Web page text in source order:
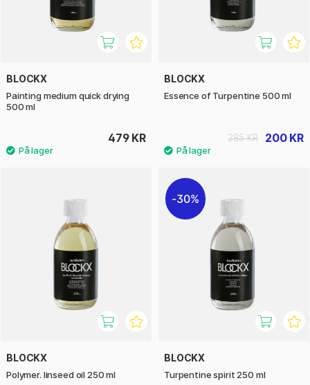
BLOCKX
Painting medium quick drying
500 ml
479 KR
BLOCKX
Essence of Turpentine 500 ml
200 KR
285 KR
BLOCKX
Polymer. linseed oil 250 ml
30%
BLOCKX
Turpentine spirit 250 ml